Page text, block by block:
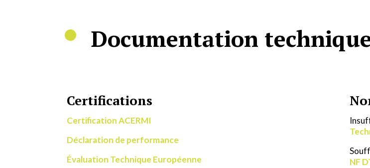
Documentation
Certifications
Certification ACERMI
Déclaration de performance
Évaluation Technique Européenne
NF